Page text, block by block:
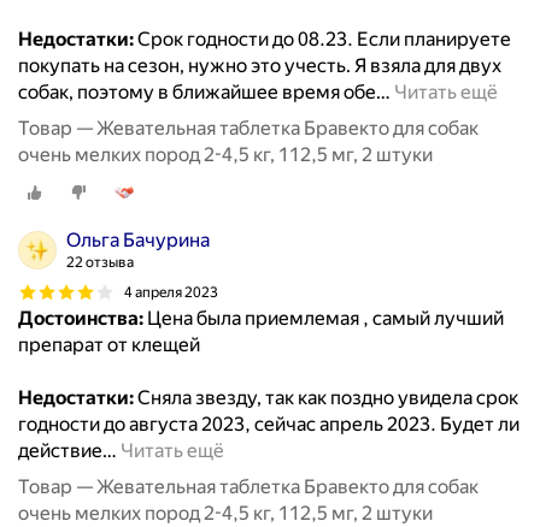
Недостатки:Срок годности до 08.23. Если планируете
покупать на сезон, нужно это учесть. Я взяла для двух
собак, поэтому в ближайшее время обе… Читать ещё
Товар — Жевательная таблетка Бравекто для собак
очень мелких пород 2-4,5 кг, 112,5 мг, 2 штуки
Ольга Бачурина
22 отзыва
4 апреля 2023
Достоинства: Цена была приемлемая , самый лучший
препарат от клещей
Недостатки:Сняла звезду, так как поздно увидела срок
годности до августа 2023, сейчас апрель 2023. Будет ли
действие… Читать ещё
Товар — Жевательная таблетка Бравекто для собак
очень мелких пород 2-4,5 кг, 112,5 мг, 2 штуки